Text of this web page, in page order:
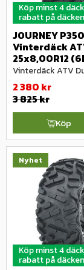
Köp minst 4
rabatt på
JOURNEY P350
Vinterdäck
25x8,00R12
Vinterdäck ATV
2 380 kr
3 825kr
Köp
Köp minst 4
rabatt på
Nyhet